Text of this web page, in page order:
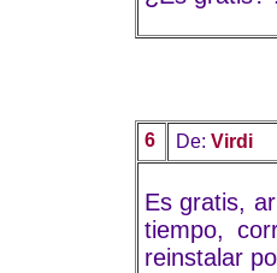
6 De: Virdi
Es gratis,
tiempo,
reinstalar